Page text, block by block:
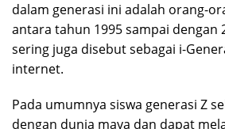
dalam generasi ini adalah orang-
antara tahun 1995 sampai dengan
sering juga disebut sebagai i-
internet.
Pada umumnya siswa generasi Z
dengan dunia maya dan dapat